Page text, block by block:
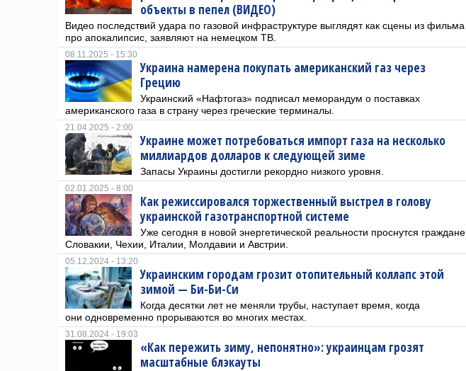
объекты в пепел (ВИДЕО)
Видео последствий удара по газовой инфраструктуре выглядят как сцены из фильма
про апокалипсис, заявляют на немецком ТВ.
08.11.2025 - 15:30
Украина намерена покупать американский газ через
Грецию
Украинский «Нафтогаз» подписал меморандум о поставках
американского газа в страну через греческие терминалы.
21.04.2025 - 2:00
Украине может потребоваться импорт газа на несколько
миллиардов долларов к следующей зиме
Запасы Украины достигли рекордно низкого уровня.
02.01.2025 - 8:00
Как режиссировался торжественный выстрел в голову
украинской газотранспортной системе
Уже сегодня в новой энергетической реальности проснутся граждане
Словакии, Чехии, Италии, Молдавии и Австрии.
05.12.2024 - 13:20
Украинским городам грозит отопительный коллапс этой
зимой — Би-Би-Си
Когда десятки лет не меняли трубы, наступает время, когда
они одновременно прорываются во многих местах.
31.08.2024 - 19:03
«Как пережить зиму, непонятно»: украинцам грозят
масштабные блэкауты